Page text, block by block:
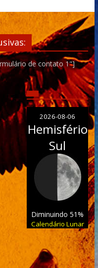
de contato 1"]
2026-08-06
Hemisfério
Sul
Diminuindo 51%
Calendário Lunar